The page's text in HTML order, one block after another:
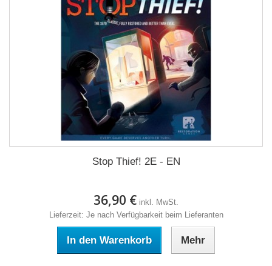
Stop Thief! 2E - EN
36,90 € inkl. MwSt.
Lieferzeit: Je nach Verfügbarkeit beim Lieferanten
In den Warenkorb Mehr